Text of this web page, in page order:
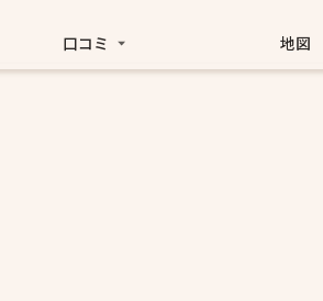
口コミ 地図